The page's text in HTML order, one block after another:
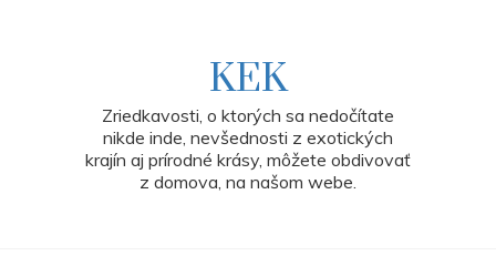
KEK
Zriedkavosti, o ktorých sa nedočítate
nikde inde, nevšednosti z exotických
krajín aj prírodné krásy, môžete obdivovať
z domova, na našom webe.